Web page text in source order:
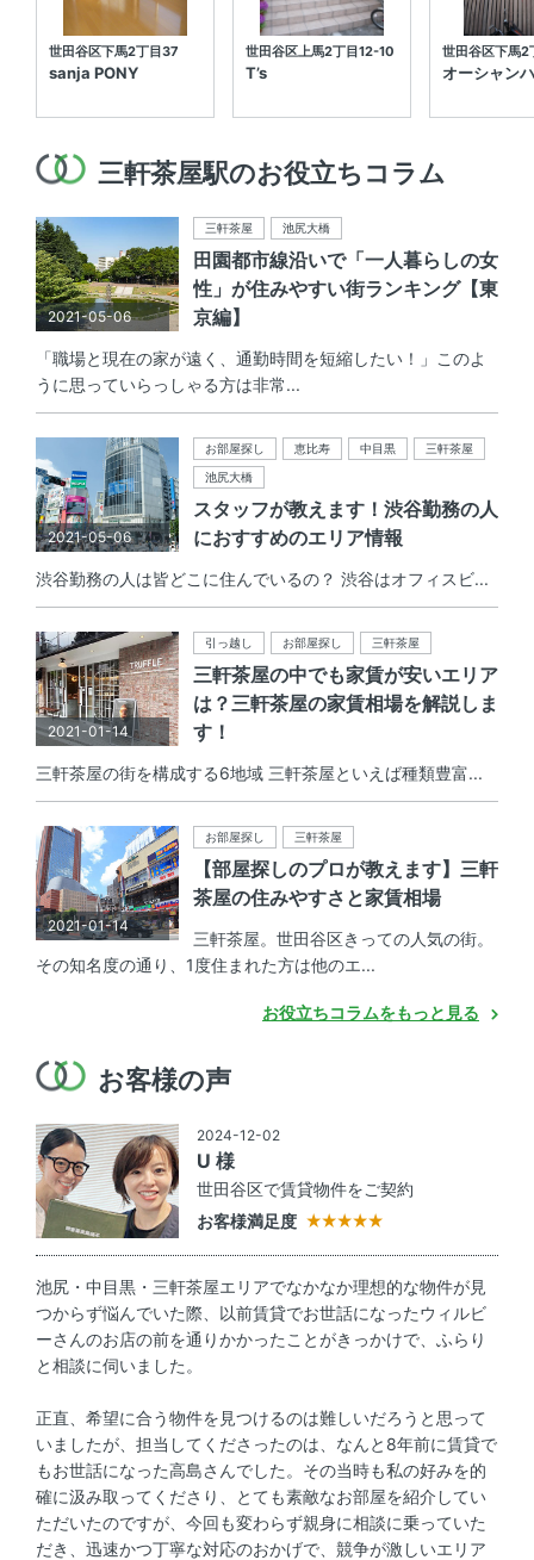
世田谷区下馬2丁目37
sanja PONY
世田谷区上馬2丁目12-10
T’s
世田谷区下馬
オーシャン
三軒茶屋駅のお役立ちコラム
2021-05-06
三軒茶屋 池尻大橋
田園都市線沿いで「一人暮らしの女
性」が住みやすい街ランキング【東
京編】
「職場と現在の家が遠く、通勤時間を短縮したい！」このよ
うに思っていらっしゃる方は非常...
2021-05-06
お部屋探し 恵比寿 中目黒
三軒茶屋
池尻大橋
スタッフが教えます！渋谷勤務の人
におすすめのエリア情報
渋谷勤務の人は皆どこに住んでいるの？ 渋谷はオフィスビ...
2021-01-14
引っ越し お部屋探し 三軒茶屋
三軒茶屋の中でも家賃が安いエリア
は？三軒茶屋の家賃相場を解説しま
す！
三軒茶屋の街を構成する6地域 三軒茶屋といえば種類豊富...
2021-01-14
お部屋探し 三軒茶屋
【部屋探しのプロが教えます】三軒
茶屋の住みやすさと家賃相場
三軒茶屋。世田谷区きっての人気の街。
その知名度の通り、1度住まれた方は他のエ...
お役立ちコラムをもっと見る
お客様の声
2024-12-02
U 様
世田谷区で賃貸物件をご契約
お客様満足度
池尻・中目黒・三軒茶屋エリアでなかなか理想的な物件が見
つからず悩んでいた際、以前賃貸でお世話になったウィルビ
ーさんのお店の前を通りかかったことがきっかけで、ふらり
と相談に伺いました。
正直、希望に合う物件を見つけるのは難しいだろうと思って
いましたが、担当してくださったのは、なんと8年前に賃貸で
もお世話になった高島さんでした。その当時も私の好みを的
確に汲み取ってくださり、とても素敵なお部屋を紹介してい
ただいたのですが、今回も変わらず親身に相談に乗っていた
だき、迅速かつ丁寧な対応のおかげで、競争が激しいエリア